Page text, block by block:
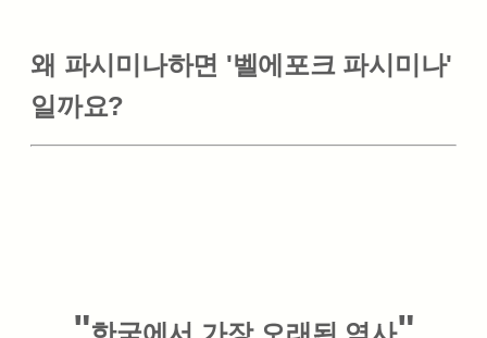
왜 파시미나하면 '벨에포크 파시미나'
일까요?
" "